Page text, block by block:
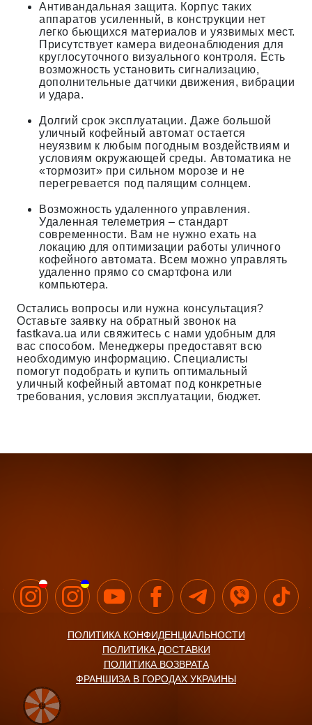
Антивандальная защита. Корпус таких
аппаратов усиленный, в конструкции нет
легко бьющихся материалов и уязвимых мест.
Присутствует камера видеонаблюдения для
круглосуточного визуального контроля. Есть
возможность установить сигнализацию,
дополнительные датчики движения, вибрации
и удара.
Долгий срок эксплуатации. Даже большой
уличный кофейный автомат остается
неуязвим к любым погодным воздействиям и
условиям окружающей среды. Автоматика не
«тормозит» при сильном морозе и не
перегревается под палящим солнцем.
Возможность удаленного управления.
Удаленная телеметрия – стандарт
современности. Вам не нужно ехать на
локацию для оптимизации работы уличного
кофейного автомата. Всем можно управлять
удаленно прямо со смартфона или
компьютера.
Остались вопросы или нужна консультация?
Оставьте заявку на обратный звонок на
fastkava.ua или свяжитесь с нами удобным для
вас способом. Менеджеры предоставят всю
необходимую информацию. Специалисты
помогут подобрать и купить оптимальный
уличный кофейный автомат под конкретные
требования, условия эксплуатации, бюджет.
ПОЛИТИКА КОНФИДЕНЦИАЛЬНОСТИ
ПОЛИТИКА ДОСТАВКИ
ПОЛИТИКА ВОЗВРАТА
ФРАНШИЗА В ГОРОДАХ УКРАИНЫ